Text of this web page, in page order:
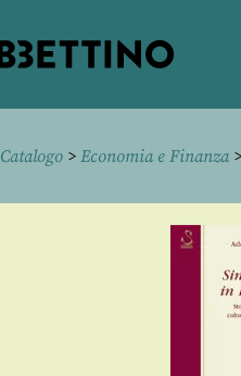
Catalogo > Economia e Finanza